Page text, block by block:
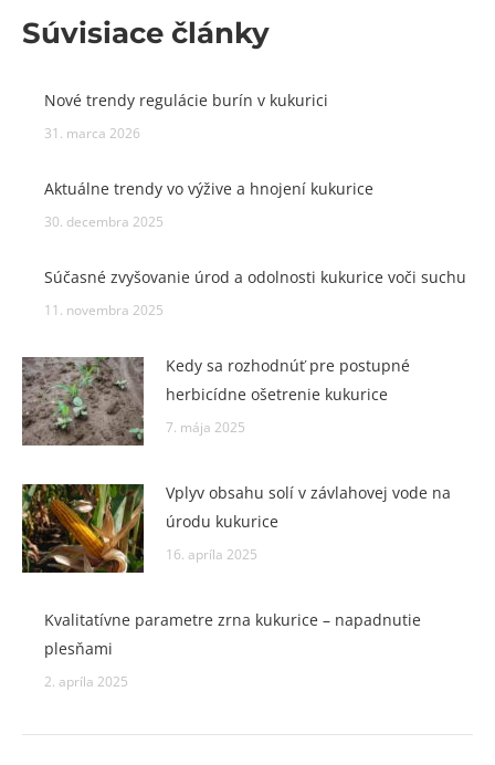
Súvisiace články
Nové trendy regulácie burín v kukurici
31. marca 2026
Aktuálne trendy vo výžive a hnojení kukurice
30. decembra 2025
Súčasné zvyšovanie úrod a odolnosti kukurice voči suchu
11. novembra 2025
Kedy sa rozhodnúť pre postupné
herbicídne ošetrenie kukurice
7. mája 2025
Vplyv obsahu solí v závlahovej vode na
úrodu kukurice
16. apríla 2025
Kvalitatívne parametre zrna kukurice – napadnutie
plesňami
2. apríla 2025